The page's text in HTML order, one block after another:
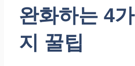
완화하는 4가
지 꿀팁